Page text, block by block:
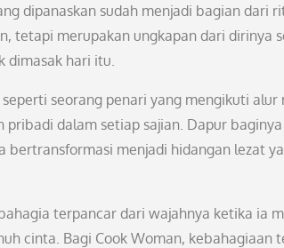
dipanaskan sudah menjadi bagian dari
tetapi merupakan ungkapan dari dirinya
dimasak hari itu.
seorang penari yang mengikuti
dalam setiap sajian. Dapur
bertransformasi menjadi hidangan lezat
terpancar dari wajahnya ketika ia
cinta. Bagi Cook Woman, kebahagiaan